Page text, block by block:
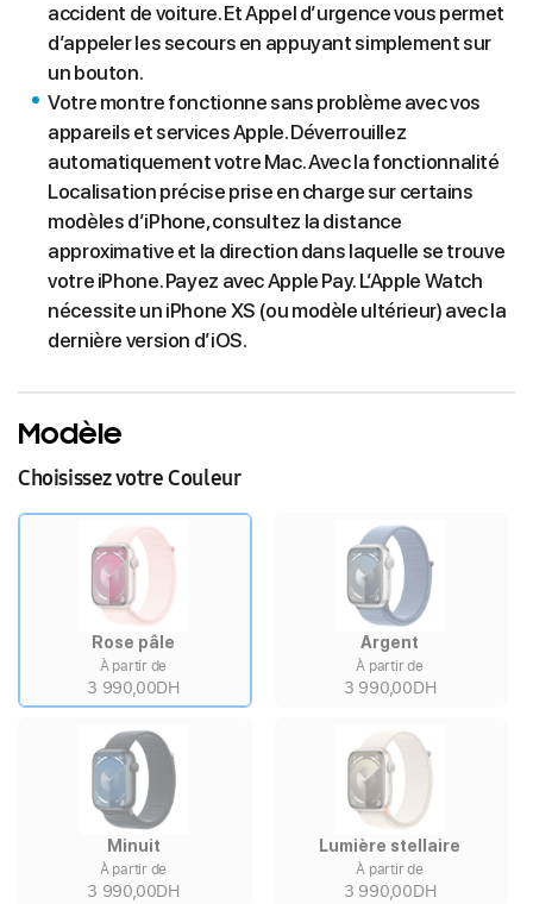
accident de voiture. Et Appel d’urgence vous permet
d’appeler les secours en appuyant simplement sur
un bouton.
Votre montre fonctionne sans problème avec vos
appareils et services Apple. Déverrouillez
automatiquement votre Mac. Avec la fonctionnalité
Localisation précise prise en charge sur certains
modèles d’iPhone, consultez la distance
approximative et la direction dans laquelle se trouve
votre iPhone. Payez avec Apple Pay. L’Apple Watch
nécessite un iPhone XS (ou modèle ultérieur) avec la
dernière version d’iOS.
Modèle
Choisissez votre Couleur
Rose pâle
À partir de
3 990,00DH
Argent
À partir de
3 990,00DH
Minuit
À partir de
3 990,00DH
Lumière stellaire
À partir de
3 990,00DH